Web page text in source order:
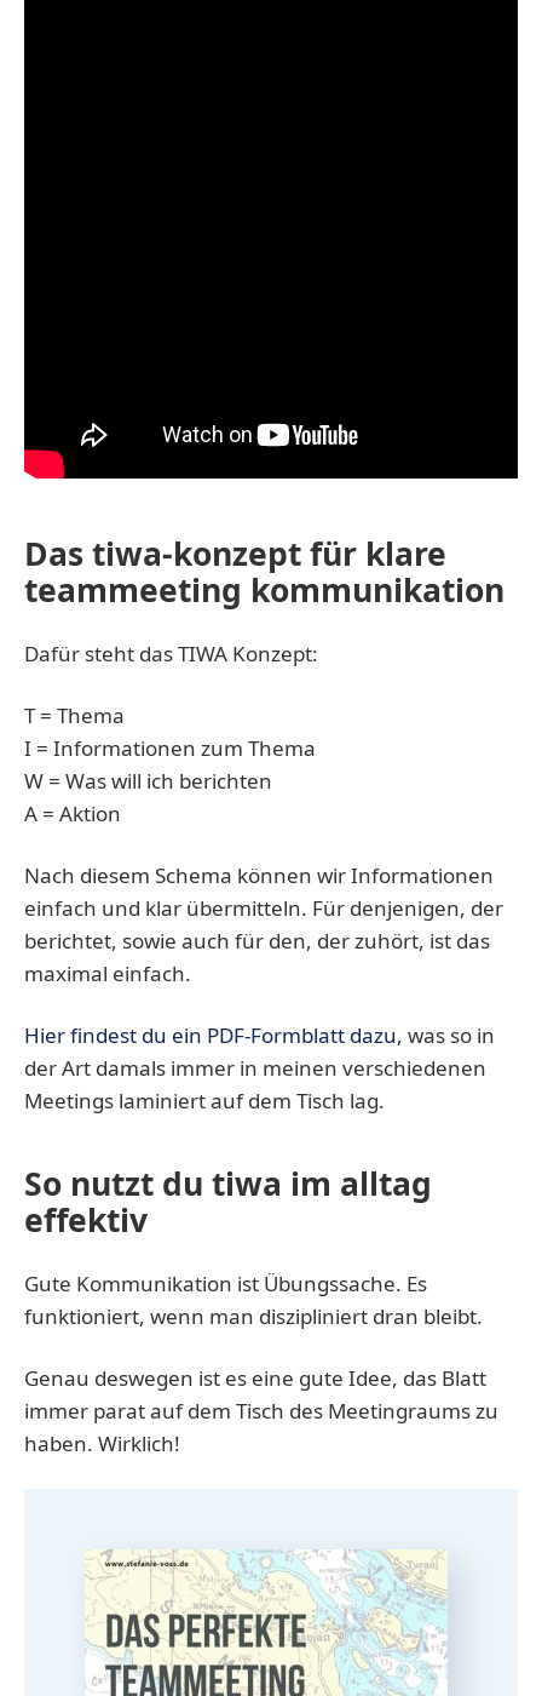
Das tiwa-konzept für klare
teammeeting kommunikation
Dafür steht das TIWA Konzept:
T = Thema
I = Informationen zum Thema
W = Was will ich berichten
A = Aktion
Nach diesem Schema können wir Informationen
einfach und klar übermitteln. Für denjenigen, der
berichtet, sowie auch für den, der zuhört, ist das
maximal einfach.
Hier findest du ein PDF-Formblatt dazu, was so in
der Art damals immer in meinen verschiedenen
Meetings laminiert auf dem Tisch lag.
So nutzt du tiwa im alltag
effektiv
Gute Kommunikation ist Übungssache. Es
funktioniert, wenn man diszipliniert dran bleibt.
Genau deswegen ist es eine gute Idee, das Blatt
immer parat auf dem Tisch des Meetingraums zu
haben. Wirklich!